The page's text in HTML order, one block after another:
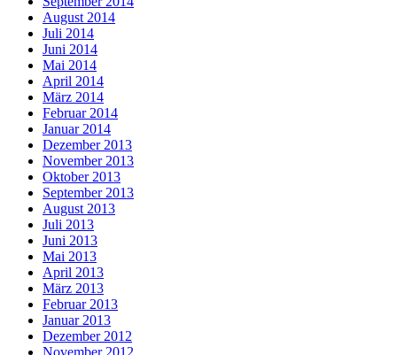
August 2014
Juli 2014
Juni 2014
Mai 2014
April 2014
März 2014
Februar 2014
Januar 2014
Dezember 2013
November 2013
Oktober 2013
September 2013
August 2013
Juli 2013
Juni 2013
Mai 2013
April 2013
März 2013
Februar 2013
Januar 2013
Dezember 2012